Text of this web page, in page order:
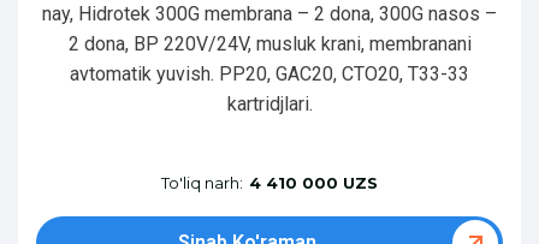
nay, Hidrotek 300G membrana – 2 dona, 300G nasos –
2 dona, BP 220V/24V, musluk krani, membranani
avtomatik yuvish. PP20, GAC20, CTO20, T33-33
kartridjlari.
To'liq narh: 4 410 000 UZS